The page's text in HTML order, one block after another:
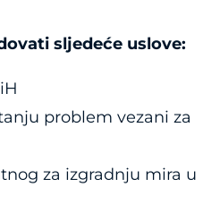
sljedeće uslove:
problem vezani za
za izgradnju mira u